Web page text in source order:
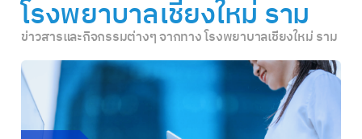
โรงพยาบาลเชียงใหม่ ราม
ข่าวสารและกิจกรรมต่างๆ จากทาง โรงพยาบาลเชียงใหม่ ราม